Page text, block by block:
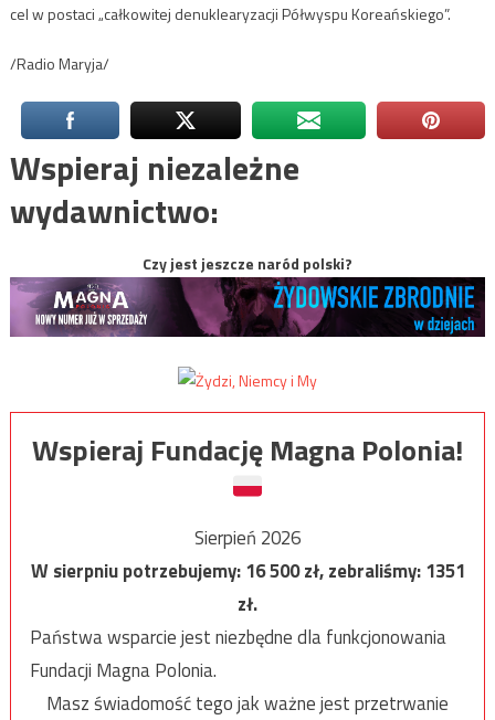
cel w postaci „całkowitej denuklearyzacji Półwyspu Koreańskiego”.
/Radio Maryja/
Wspieraj niezależne
wydawnictwo:
Czy jest jeszcze naród polski?
Wspieraj Fundację Magna Polonia!
Sierpień 2026
W sierpniu potrzebujemy:16 500zł, zebraliśmy:1351
zł.
Państwa wsparcie jest niezbędne dla funkcjonowania
Fundacji Magna Polonia.
Masz świadomość tego jak ważne jest przetrwanie